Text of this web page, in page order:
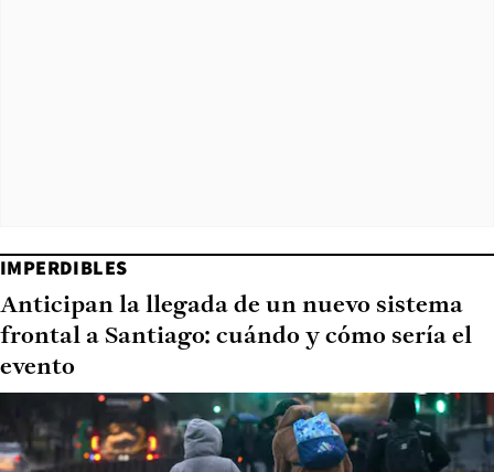
IMPERDIBLES
Anticipan la llegada de un nuevo sistema
frontal a Santiago: cuándo y cómo sería el
evento